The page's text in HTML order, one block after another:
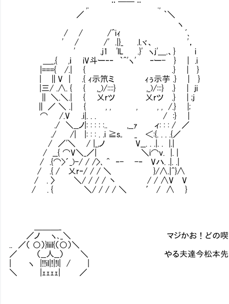
,. ¨ ￣￣ ¨ .,
／ ｀＼
ヽ
/ / /^iｨ ﾞ､
' / /' .|}_ .l.ヾ、 '，
' .j1 'lL .}' ヽj'＿.、} i
＿_,{ ,ｉ iV斗ー‐‐ ｀^'ヽ' ‐ー- } | .i
|==={ /.| { .} | }
| ∥V | .{ ｨ示笊ミ ｨぅ示芋 .} | }
|三/ .∧. { { ,_)/::::} ,_)/:::} .} | ji
∥ ＼.＼.| { 乂rツ 乂rツ .} | ;j うん
∥ ／ ＼ .| { , , , , , /.} |;
⌒ /.V .i|. . . / :} | 少しばかし喫茶
./ ＼__ノ|: : : : :.. ,__ｧ ィ: : : / ／
./ /| |: : : . .i ≧s｡ _ ＜:{. . .
/ ／'＼ Ⅵ/ |_,ノ V__. . .|. . |.|
/ __{ ⌒V＼_／| ＼i⌒v. |. |
/ .{⌒>´_)-/ / />､ ^ ‐- -‐ Vハ. .|. .|
/ .{ / 乂r‐/ / / ＼ }/∧.|^}∧
/ . 〉 ＼/ / / / 丶 / / ∧V V
/ . { ＼/ / / / ＼ ′ / ∧ }
／ノ ヽ､_＼ マジかお！どの喫茶店か教
.. ／（ ○）}liil{（○）＼
／ （__人__） ＼ やる夫達今松本先生探
| ヽ |!!il|!|!l| / |
＼ |ｪｪｪｪ| ／